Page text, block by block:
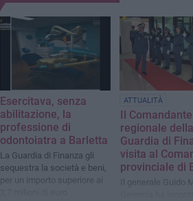
Esercitava, senza
abilitazione, la
professione di
odontoiatra a Barletta
La Guardia di Finanza gli
sequestra la società e beni,
per un importo superiore ai
ATTUALITÀ
Il Comandante
regionale della
Guardia di
visita al
provinciale di
Il generale Guido